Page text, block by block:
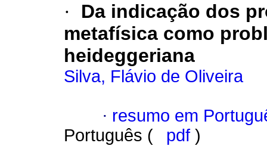
·
Da indicação dos
metafísica como
heideggeriana
Silva, Flávio de Oliveira
· resumo em
Português (
pdf )